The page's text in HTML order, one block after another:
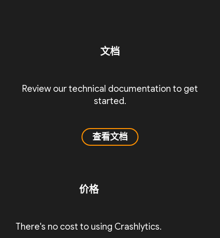
文档
Review our technical documentation to get
started.
查看文档
价格
There's no cost to using Crashlytics.